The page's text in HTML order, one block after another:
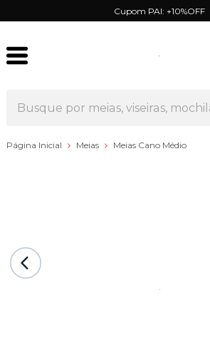
Cupom PAI: +10%OFF
Página Inicial Meias Meias Cano Médio